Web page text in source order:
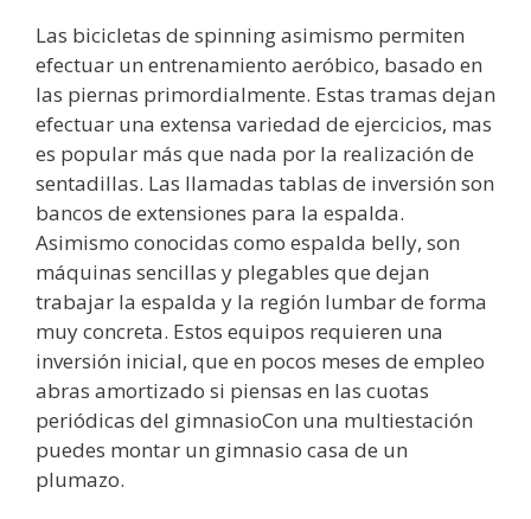
Las bicicletas de spinning asimismo permiten
efectuar un entrenamiento aeróbico, basado en
las piernas primordialmente. Estas tramas dejan
efectuar una extensa variedad de ejercicios, mas
es popular más que nada por la realización de
sentadillas. ​Las llamadas tablas de inversión son
bancos de extensiones para la espalda.
Asimismo conocidas como espalda belly, son
máquinas sencillas y plegables que dejan
trabajar la espalda y la región lumbar de forma
muy concreta. Estos equipos requieren una
inversión inicial, que en pocos meses de empleo
abras amortizado si piensas en las cuotas
periódicas del gimnasioCon una multiestación
puedes montar un gimnasio casa de un
plumazo.